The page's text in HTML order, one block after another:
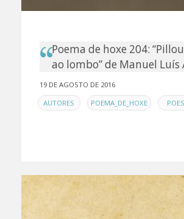
Poema de hoxe 204:
ao lombo” de Manuel Luís
19 DE AGOSTO DE 2016
EN AUTORES , POEMA_DE_HOXE ,